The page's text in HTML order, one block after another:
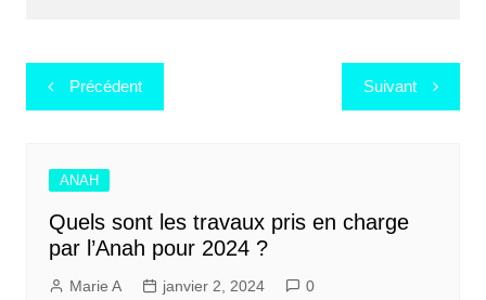
Navigation
de
Précédent Suivant
ANAH
Quels sont les travaux pris en charge
par l’Anah pour 2024 ?
Marie A janvier 2, 2024 0